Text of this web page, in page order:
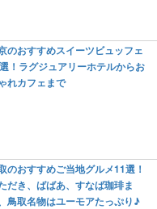
のおすすめスイーツビュッフェ
！ラグジュアリーホテルからお
れカフェまで
のおすすめご当地グルメ11選！
だき、ばばあ、すなば珈琲ま
鳥取名物はユーモアたっぷり♪